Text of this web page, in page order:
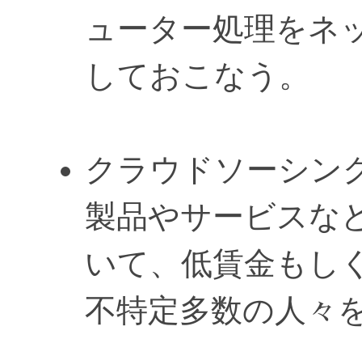
ューター処理をネ
しておこなう。
クラウドソーシン
製品やサービスな
いて、低賃金もし
不特定多数の人々